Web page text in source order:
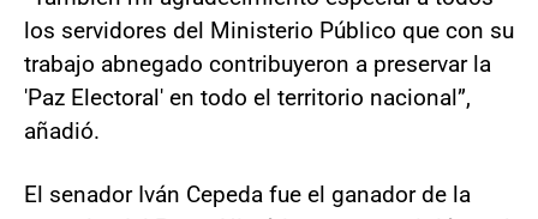
los servidores del Ministerio Público que con su
trabajo abnegado contribuyeron a preservar la
'Paz Electoral' en todo el territorio nacional”,
añadió.
El senador Iván Cepeda fue el ganador de la